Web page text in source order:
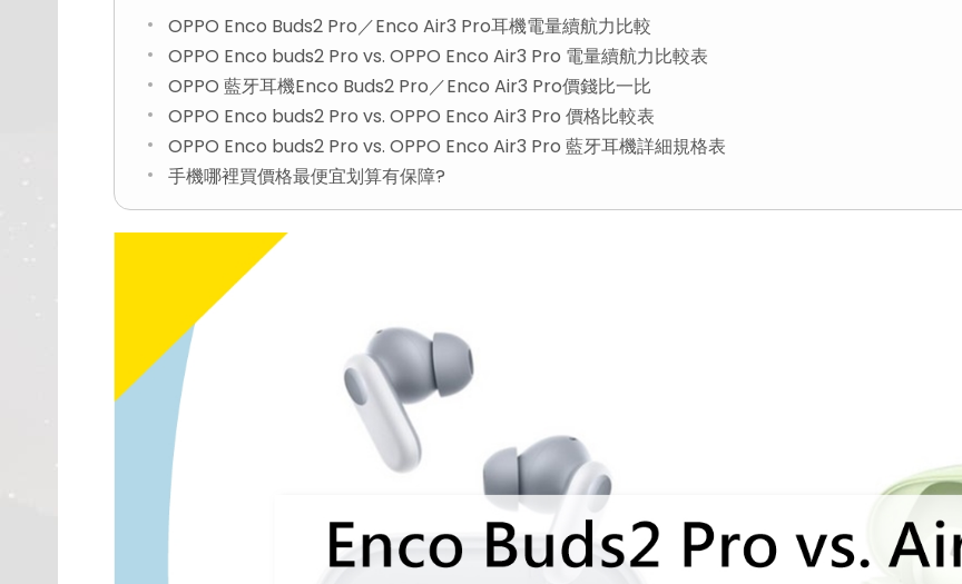
OPPO Enco Buds2 Pro／Enco Air3 Pro耳機電量續航力比較
OPPO Enco buds2 Pro vs. OPPO Enco Air3 Pro 電量續航力比較表
OPPO 藍牙耳機Enco Buds2 Pro／Enco Air3 Pro價錢比一比
OPPO Enco buds2 Pro vs. OPPO Enco Air3 Pro 價格比較表
OPPO Enco buds2 Pro vs. OPPO Enco Air3 Pro 藍牙耳機詳細規格表
手機哪裡買價格最便宜划算有保障?